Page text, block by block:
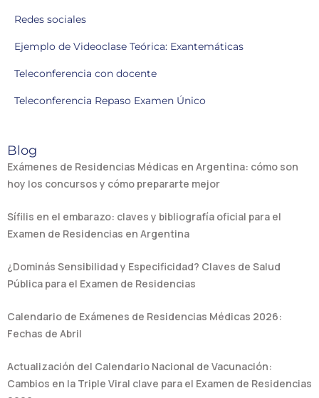
Redes sociales
Ejemplo de Videoclase Teórica: Exantemáticas
Teleconferencia con docente
Teleconferencia Repaso Examen Único
Blog
Exámenes de Residencias Médicas en Argentina: cómo son
hoy los concursos y cómo prepararte mejor
Sífilis en el embarazo: claves y bibliografía oficial para el
Examen de Residencias en Argentina
¿Dominás Sensibilidad y Especificidad? Claves de Salud
Pública para el Examen de Residencias
Calendario de Exámenes de Residencias Médicas 2026:
Fechas de Abril
Actualización del Calendario Nacional de Vacunación:
Cambios en la Triple Viral clave para el Examen de Residencias